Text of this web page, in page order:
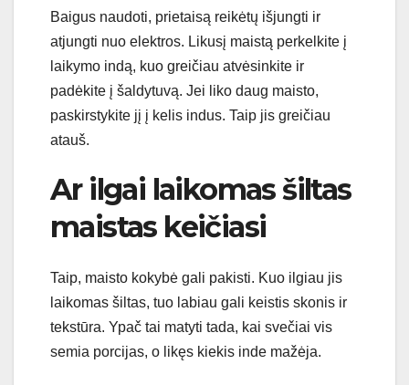
Baigus naudoti, prietaisą reikėtų išjungti ir
atjungti nuo elektros. Likusį maistą perkelkite į
laikymo indą, kuo greičiau atvėsinkite ir
padėkite į šaldytuvą. Jei liko daug maisto,
paskirstykite jį į kelis indus. Taip jis greičiau
atauš.
Ar ilgai laikomas šiltas
maistas keičiasi
Taip, maisto kokybė gali pakisti. Kuo ilgiau jis
laikomas šiltas, tuo labiau gali keistis skonis ir
tekstūra. Ypač tai matyti tada, kai svečiai vis
semia porcijas, o likęs kiekis inde mažėja.